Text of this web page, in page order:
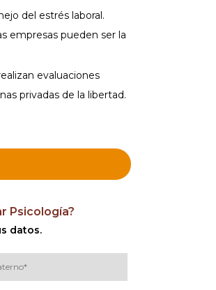
del estrés laboral.
empresas pueden ser la
evaluaciones
privadas de la libertad.
Psicología?
datos.